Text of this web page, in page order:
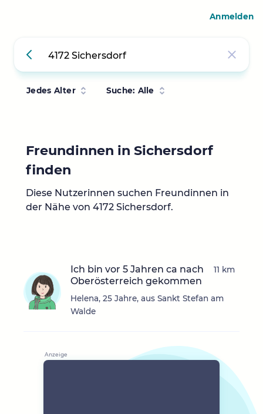
Jedes Alter Suche: Alle
Freundinnen in Sichersdorf
finden
Diese Nutzerinnen suchen Freundinnen in
der Nähe von 4172 Sichersdorf.
Ich bin vor 5 Jahren ca nach
Oberösterreich gekommen
Helena, 25 Jahre, aus Sankt Stefan am
Walde
11 km
Anmelden